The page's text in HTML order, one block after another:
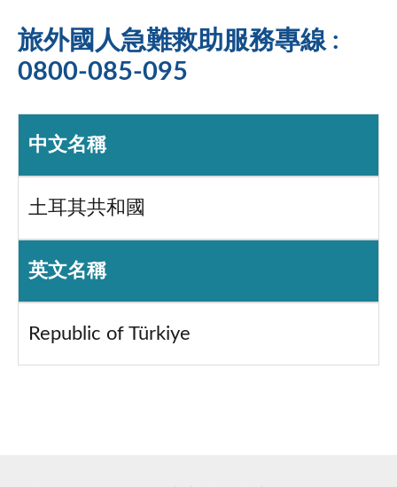
旅外國人急難救助服務專線 :
0800-085-095
中文名稱
土耳其共和國
英文名稱
Republic of Türkiye